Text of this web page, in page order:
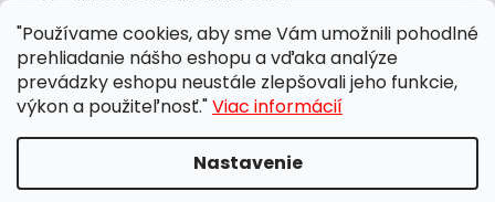
"Používame cookies, aby sme Vám umožnili pohodlné
prehliadanie nášho eshopu a vďaka analýze
prevádzky eshopu neustále zlepšovali jeho funkcie,
výkon a použiteľnosť."Viac informácií
Nastavenie
E-shop: 0948 647 767